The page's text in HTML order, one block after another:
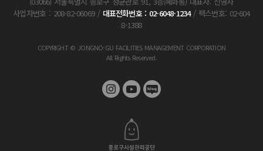
사업자번호 : 208-82-06069 / 대표전화번호 : 02-6048-1234/ 팩스번호: 02-604
8-1388
COPYRIGHT © JONGNO-GU FACILITIES MANAGEMENT CORPORATION
All Rights Reserved.